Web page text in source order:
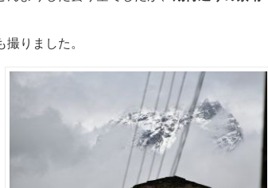
りました。